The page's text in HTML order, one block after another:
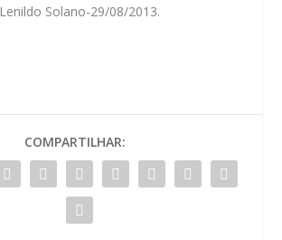
Lenildo Solano-29/08/2013.
COMPARTILHAR: